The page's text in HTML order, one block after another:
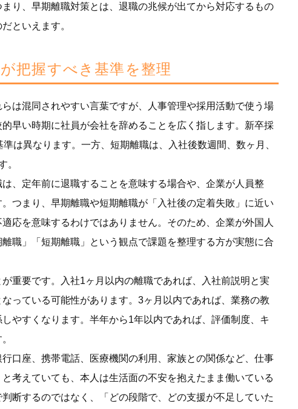
り、早期離職対策とは、退職の兆候が出てから対応するもの
といえます。
把握すべき基準を整理
は混同されやすい言葉ですが、人事管理や採用活動で使う場
早い時期に社員が会社を辞めることを広く指します。新卒採
は異なります。一方、短期離職は、入社後数週間、数ヶ月、
。
、定年前に退職することを意味する場合や、企業が人員整
つまり、早期離職や短期離職が「入社後の定着失敗」に近い
応を意味するわけではありません。そのため、企業が外国人
職」「短期離職」という観点で課題を整理する方が実態に合
重要です。入社1ヶ月以内の離職であれば、入社前説明と実
っている可能性があります。3ヶ月以内であれば、業務の教
やすくなります。半年から1年以内であれば、評価制度、キ
口座、携帯電話、医療機関の利用、家族との関係など、仕事
考えていても、本人は生活面の不安を抱えたまま働いている
断するのではなく、「どの段階で、どの支援が不足していた